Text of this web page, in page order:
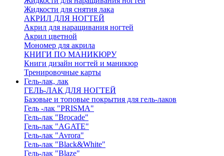
Жидкости для снятия лака
АКРИЛ ДЛЯ НОГТЕЙ
Акрил для наращивания ногтей
Акрил цветной
Мономер для акрила
КНИГИ ПО МАНИКЮРУ
Книги дизайн ногтей и маникюр
Тренировочные карты
Гель-лак, лак
ГЕЛЬ-ЛАК ДЛЯ НОГТЕЙ
Базовые и топовые покрытия для гель-лаков
Гель -лак "PRISMA"
Гель-лак "Brocade"
Гель-лак "AGATE"
Гель-лак "Avrora"
Гель-лак "Black&White"
Гель-лак "Blaze"